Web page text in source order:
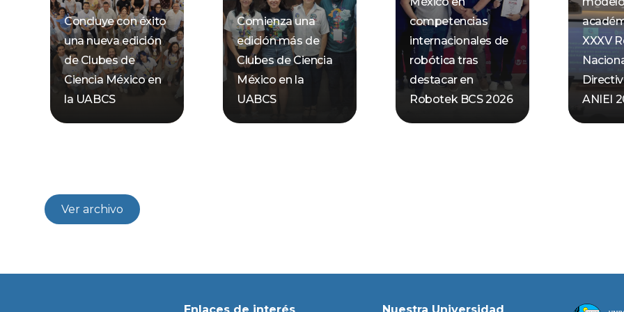
Concluye con éxito
una nueva edición
de Clubes de
Ciencia México en
la UABCS
Comienza una
edición más de
Clubes de Ciencia
México en la
UABCS
competencias
internacionales de
robótica tras
destacar en
Robotek BCS 2026
XXXV
ANIEI
Ver archivo